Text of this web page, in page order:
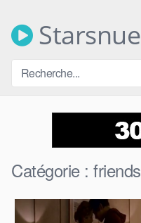
contentStarsnue
Catégorie : friends